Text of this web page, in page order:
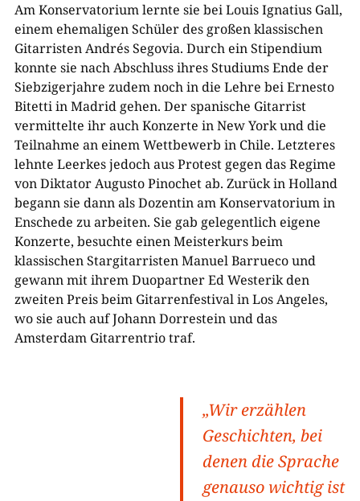
Am Konservatorium lernte sie bei Louis Ignatius Gall,
einem ehemaligen Schüler des großen klassischen
Gitarristen Andrés Segovia. Durch ein Stipendium
konnte sie nach Abschluss ihres Studiums Ende der
Siebzigerjahre zudem noch in die Lehre bei Ernesto
Bitetti in Madrid gehen. Der spanische Gitarrist
vermittelte ihr auch Konzerte in New York und die
Teilnahme an einem Wettbewerb in Chile. Letzteres
lehnte Leerkes jedoch aus Protest gegen das Regime
von Diktator Augusto Pinochet ab. Zurück in Holland
begann sie dann als Dozentin am Konservatorium in
Enschede zu arbeiten. Sie gab gelegentlich eigene
Konzerte, besuchte einen Meisterkurs beim
klassischen Stargitarristen Manuel Barrueco und
gewann mit ihrem Duopartner Ed Westerik den
zweiten Preis beim Gitarrenfestival in Los Angeles,
wo sie auch auf Johann Dorrestein und das
Amsterdam Gitarrentrio traf.
„Wir erzählen
Geschichten, bei
denen die Sprache
genauso wichtig ist